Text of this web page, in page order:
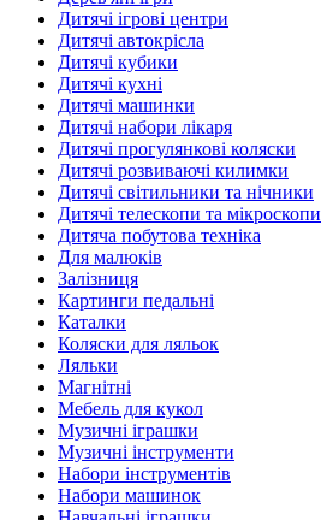
Дитячі ігрові центри
Дитячі автокрісла
Дитячі кубики
Дитячі кухні
Дитячі машинки
Дитячі набори лікаря
Дитячі прогулянкові коляски
Дитячі розвиваючі килимки
Дитячі світильники та нічники
Дитячі телескопи та мікроскопи
Дитяча побутова техніка
Для малюків
Залізниця
Картинги педальні
Каталки
Коляски для ляльок
Ляльки
Магнітні
Мебель для кукол
Музичні іграшки
Музичні інструменти
Набори інструментів
Набори машинок